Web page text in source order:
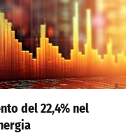
del 22,4% nel